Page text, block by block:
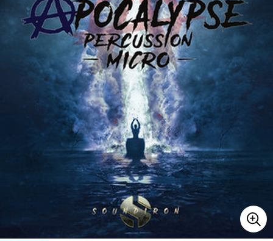
ベース ウクレレ
パーカッション
キーボード 電子ピアノ
管楽器 その他楽器
エフェクター
DJ機器